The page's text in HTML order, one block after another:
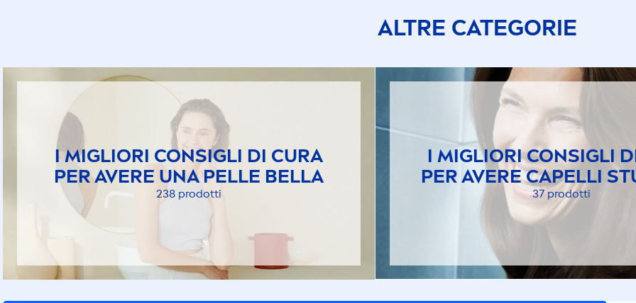
ALTRE CATEGORIE
I MIGLIORI CONSIGLI DI CURA
PER AVERE UNA PELLE BELLA
238 prodotti
I MIGLIORI CONSIGLI
PER AVERE CAPELLI
37 prodotti